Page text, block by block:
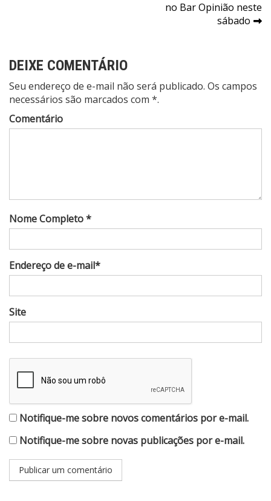
no Bar Opinião neste
sábado
DEIXE COMENTÁRIO
Seu endereço de e-mail não será publicado. Os campos
necessários são marcados com *.
Comentário
Nome Completo *
Endereço de e-mail*
Site
Notifique-me sobre novos comentários por e-mail.
Notifique-me sobre novas publicações por e-mail.